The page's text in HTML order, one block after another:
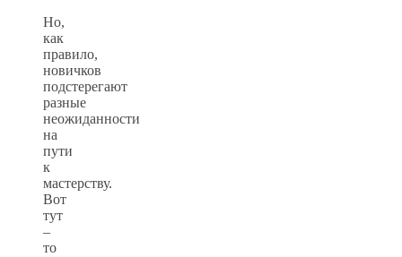
Но,
как
правило,
новичков
подстерегают
разные
неожиданности
на
пути
к
мастерству.
Вот
тут
–
то